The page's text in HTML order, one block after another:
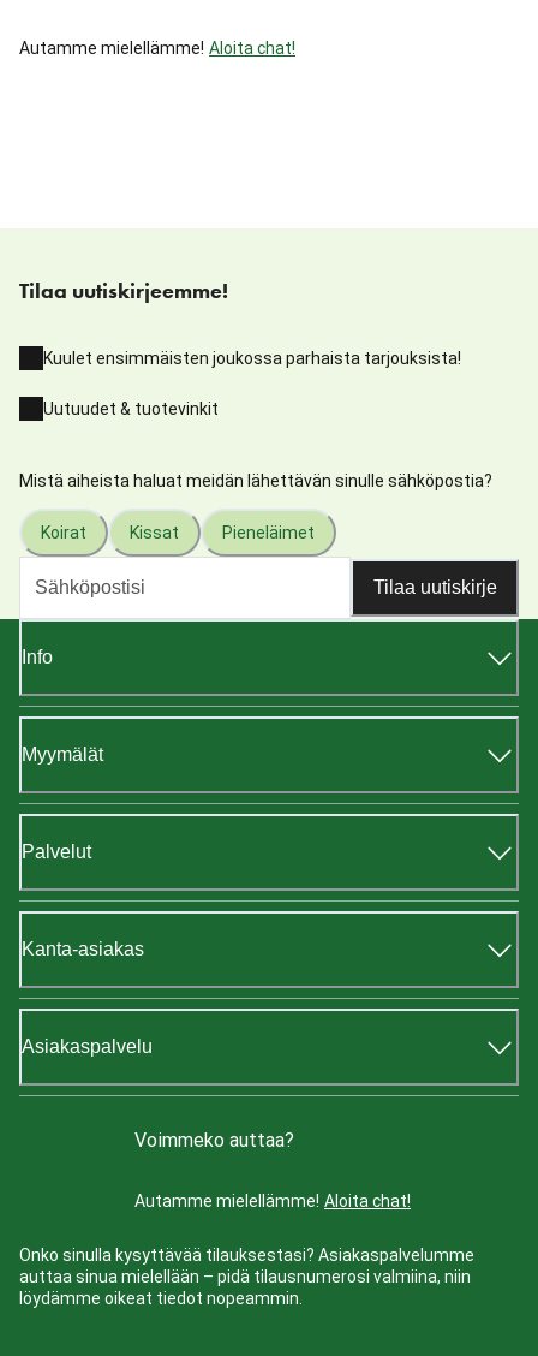
Autamme mielellämme! Aloita chat!
Tilaa uutiskirjeemme!
Kuulet ensimmäisten joukossa parhaista tarjouksista!
Uutuudet & tuotevinkit
Mistä aiheista haluat meidän lähettävän sinulle sähköpostia?
Koirat Kissat Pieneläimet
Tilaa uutiskirje
Info
Myymälät
Palvelut
Kanta-asiakas
Asiakaspalvelu
Voimmeko auttaa?
Autamme mielellämme! Aloita chat!
Onko sinulla kysyttävää tilauksestasi? Asiakaspalvelumme
auttaa sinua mielellään – pidä tilausnumerosi valmiina, niin
löydämme oikeat tiedot nopeammin.